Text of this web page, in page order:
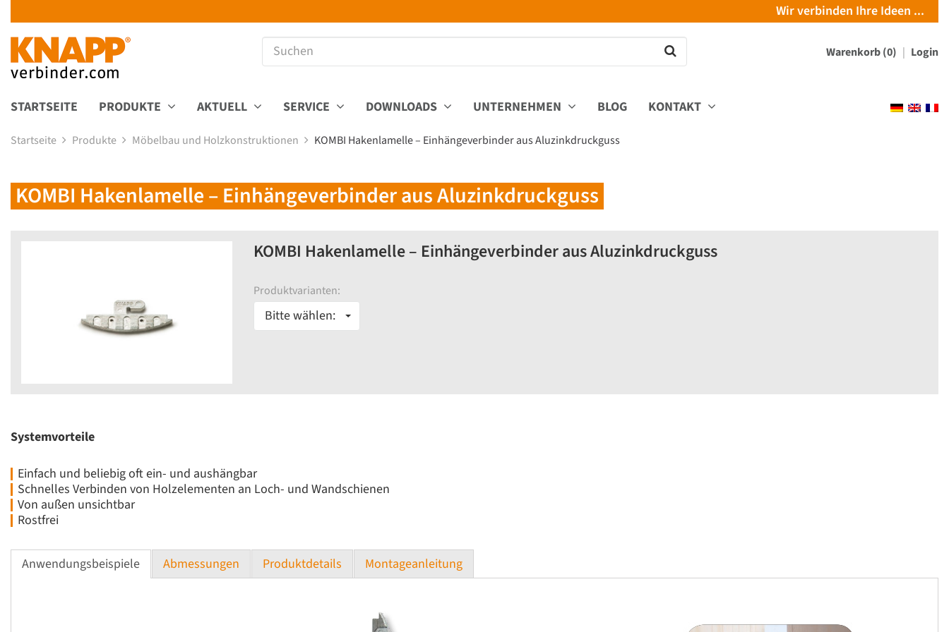
Wir verbinden Ihre Ideen ...
Warenkorb (0) Login
STARTSEITE PRODUKTE AKTUELL SERVICE DOWNLOADS UNTERNEHMEN BLOG KONTAKT
Startseite Produkte Möbelbau und Holzkonstruktionen KOMBI Hakenlamelle – Einhängeverbinder aus Aluzinkdruckguss
KOMBI Hakenlamelle – Einhängeverbinder aus Aluzinkdruckguss
KOMBI Hakenlamelle – Einhängeverbinder aus Aluzinkdruckguss
Produktvarianten:
Bitte wählen:
Systemvorteile
Einfach und beliebig oft ein- und aushängbar
Schnelles Verbinden von Holzelementen an Loch- und Wandschienen
Von außen unsichtbar
Rostfrei
Anwendungsbeispiele Abmessungen Produktdetails Montageanleitung